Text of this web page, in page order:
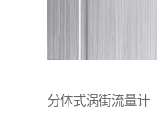
分体式涡街流量计